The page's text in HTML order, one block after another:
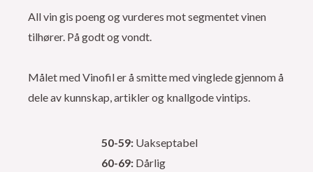
All vin gis poeng og vurderes mot segmentet vinen
tilhører. På godt og vondt.
Målet med Vinofil er å smitte med vinglede gjennom å
dele av kunnskap, artikler og knallgode vintips.
50-59:Uakseptabel
60-69:Dårlig